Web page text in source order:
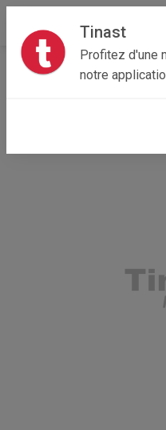
Tinast
Profitez d'une
notre
Accueil Recherche